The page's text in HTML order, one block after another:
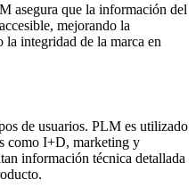
asegura que la información del
mejorando la
integridad de la marca en
de usuarios. PLM es utilizado
como I+D, marketing y
información técnica detallada